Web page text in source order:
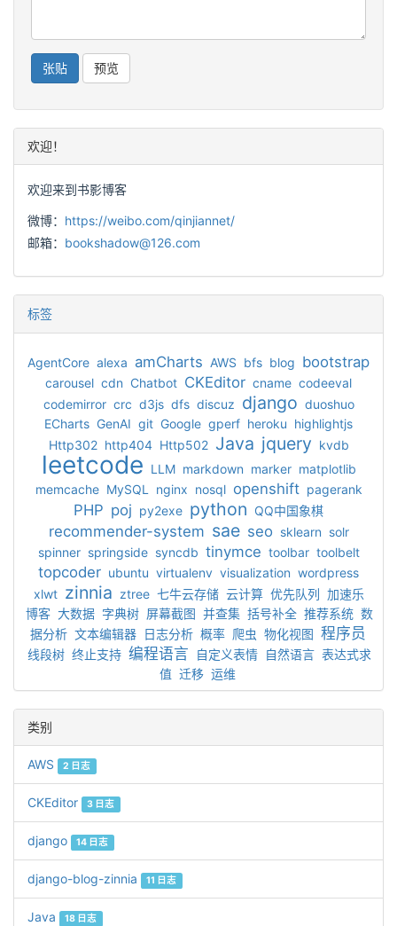
欢迎！
欢迎来到书影博客
微博： https://weibo.com/qinjiannet/
邮箱： bookshadow@126.com
标签
AgentCore alexa amCharts AWS bfs blog bootstrap
carousel cdn Chatbot CKEditor cname codeeval
codemirror crc d3js dfs discuz django duoshuo
ECharts GenAI git Google gperf heroku highlightjs
Http302 http404 Http502 Java jquery kvdb
leetcode LLM markdown marker matplotlib
memcache MySQL nginx nosql openshift pagerank
PHP poj py2exe python QQ中国象棋
recommender-system sae seo sklearn solr
spinner springside syncdb tinymce toolbar toolbelt
topcoder ubuntu virtualenv visualization wordpress
xlwt zinnia ztree 七牛云存储 云计算 优先队列 加速乐
博客 大数据 字典树 屏幕截图 并查集 括号补全 推荐系统 数
据分析 文本编辑器 日志分析 概率 爬虫 物化视图 程序员
线段树 终止支持 编程语言 自定义表情 自然语言 表达式求
值 迁移 运维
类别
AWS 2 日志
CKEditor 3 日志
django 14 日志
django-blog-zinnia 11 日志
Java 18 日志